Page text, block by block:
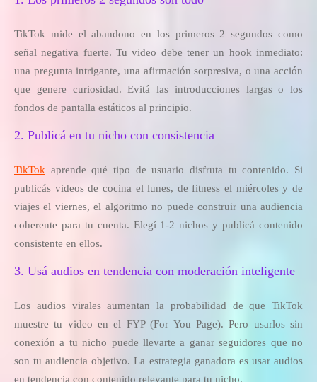
TikTok mide el abandono en los primeros 2 segundos como
señal negativa fuerte. Tu video debe tener un hook inmediato:
una pregunta intrigante, una afirmación sorpresiva, o una acción
que genere curiosidad. Evitá las introducciones largas o los
fondos de pantalla estáticos al principio.
2. Publicá en tu nicho con consistencia
TikTok aprende qué tipo de usuario disfruta tu contenido. Si
publicás videos de cocina el lunes, de fitness el miércoles y de
viajes el viernes, el algoritmo no puede construir una audiencia
coherente para tu cuenta. Elegí 1-2 nichos y publicá contenido
consistente en ellos.
3. Usá audios en tendencia con moderación inteligente
Los audios virales aumentan la probabilidad de que TikTok
muestre tu video en el FYP (For You Page). Pero usarlos sin
conexión a tu nicho puede llevarte a ganar seguidores que no
son tu audiencia objetivo. La estrategia ganadora es usar audios
en tendencia con contenido relevante para tu nicho.